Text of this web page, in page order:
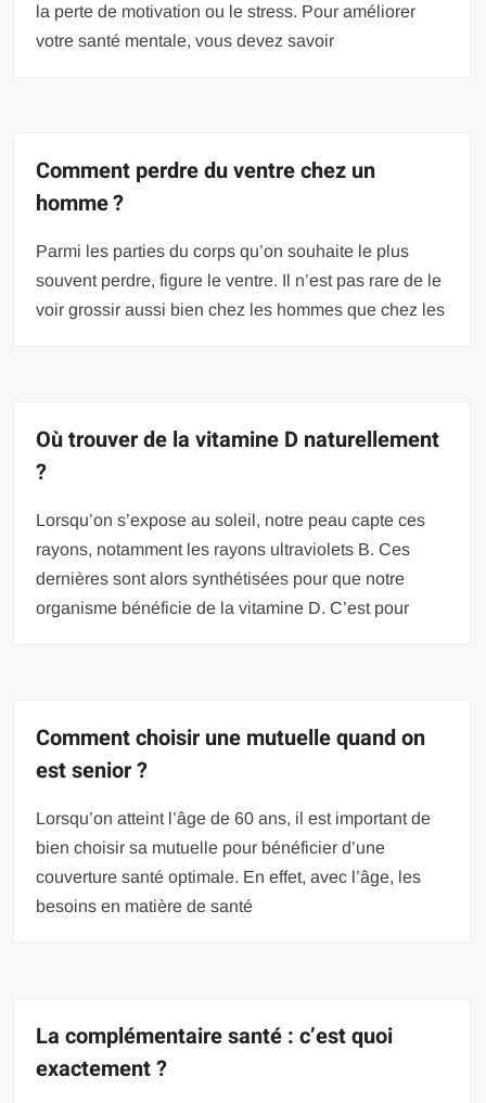
la perte de motivation ou le stress. Pour améliorer
votre santé mentale, vous devez savoir
Comment perdre du ventre chez un
homme ?
Parmi les parties du corps qu’on souhaite le plus
souvent perdre, figure le ventre. Il n’est pas rare de le
voir grossir aussi bien chez les hommes que chez les
Où trouver de la vitamine D naturellement
?
Lorsqu’on s’expose au soleil, notre peau capte ces
rayons, notamment les rayons ultraviolets B. Ces
dernières sont alors synthétisées pour que notre
organisme bénéficie de la vitamine D. C’est pour
Comment choisir une mutuelle quand on
est senior ?
Lorsqu’on atteint l’âge de 60 ans, il est important de
bien choisir sa mutuelle pour bénéficier d’une
couverture santé optimale. En effet, avec l’âge, les
besoins en matière de santé
La complémentaire santé : c’est quoi
exactement ?